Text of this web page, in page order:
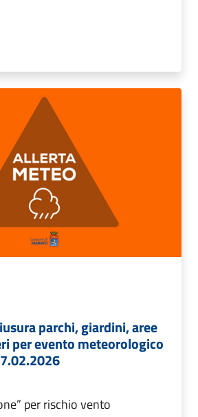
parchi, giardini, aree
per evento meteorologico
per rischio vento